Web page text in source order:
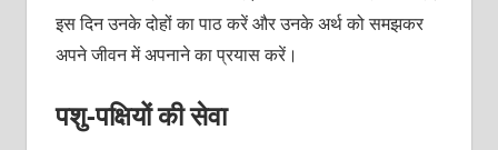
इस दिन उनके दोहों का पाठ करें और उनके अर्थ को समझकर
अपने जीवन में अपनाने का प्रयास करें।
पशु-पक्षियों की सेवा